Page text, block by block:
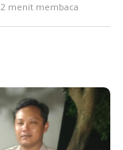
2 menit membaca